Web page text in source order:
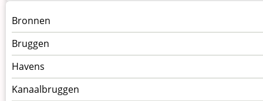
Menu
kunstwerken
op
kunstwerkpagina
Bronnen
Bruggen
Havens
Kanaalbruggen